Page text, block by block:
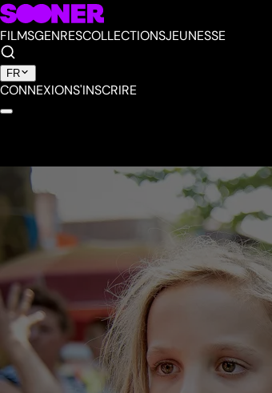
FILMSGENRESCOLLECTIONSJEUNESSE
FR
CONNEXIONS'INSCRIRE